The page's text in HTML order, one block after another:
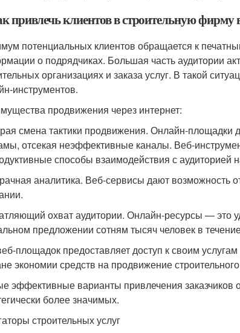
привлечь клиентов в строительную фирму
потенциальных клиентов обращается к
о подрядчиках. Большая часть аудитории
организациях и заказа услуг. В такой
инструментов.
продвижения через интернет:
смена тактики продвижения. Онлайн-площадки
отсекая неэффективные каналы. Веб-
способы взаимодействия с аудиторией
аналитика. Веб-сервисы дают возможность
охват аудитории. Онлайн-ресурсы —
предложении сотням тысяч человек в
площадок предоставляет доступ к своим
экономии средств на продвижение
эффективные варианты привлечения заказчиков
более значимых.
строительных услуг